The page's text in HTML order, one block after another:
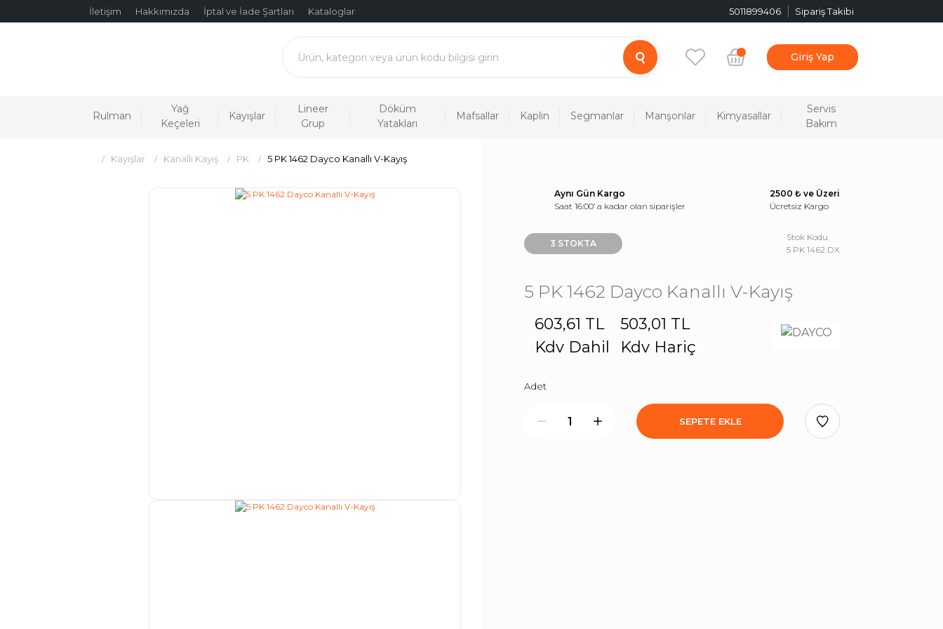
İletişim Hakkımızda İptal ve İade Şartları Kataloglar 5011899406 Sipariş Takibi
Giriş Yap
Rulman
Yağ
Keçeleri
Kayışlar
Lineer
Grup
Döküm
Yatakları
Mafsallar Kaplin Segmanlar Manşonlar Kimyasallar
Servis
Bakım
Kayışlar Kanallı Kayış PK 5 PK 1462 Dayco Kanallı V-Kayış
Aynı Gün Kargo
Saat 16:00’ a kadar olan siparişler
2500 ₺ ve Üzeri
Ücretsiz Kargo
3 STOKTA
Stok Kodu
5 PK 1462 DX
5 PK 1462 Dayco Kanallı V-Kayış
603,61 TL
Kdv Dahil
503,01 TL
Kdv Hariç
Adet
SEPETE EKLE